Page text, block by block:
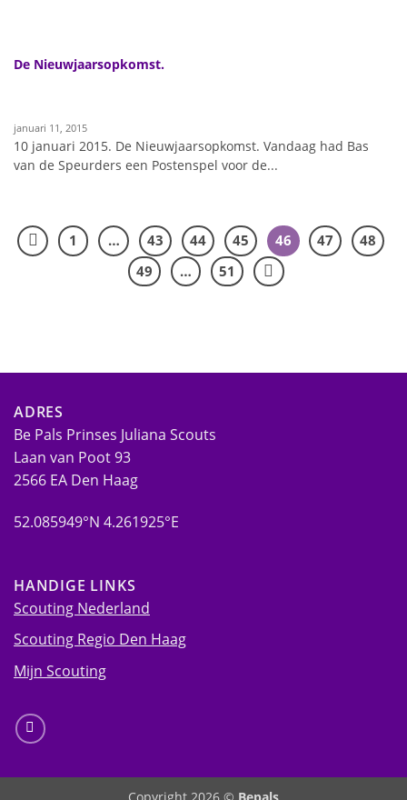
De Nieuwjaarsopkomst.
januari 11, 2015
10 januari 2015. De Nieuwjaarsopkomst. Vandaag had Bas
van de Speurders een Postenspel voor de...
1 … 43 44 45 46 47
48
49
… 51
ADRES
Be Pals Prinses Juliana Scouts
Laan van Poot 93
2566 EA Den Haag
52.085949°N 4.261925°E
HANDIGE LINKS
Scouting Nederland
Scouting Regio Den Haag
Mijn Scouting
Copyright 2026 © Bepals